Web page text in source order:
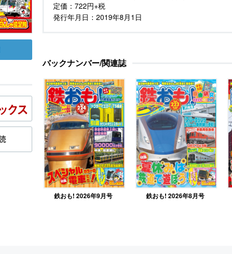
定価： 722円+税
発行年月日： 2019年8月1日
バックナンバー/関連誌
鉄おも! 2026年9月号 鉄おも! 2026年8月号